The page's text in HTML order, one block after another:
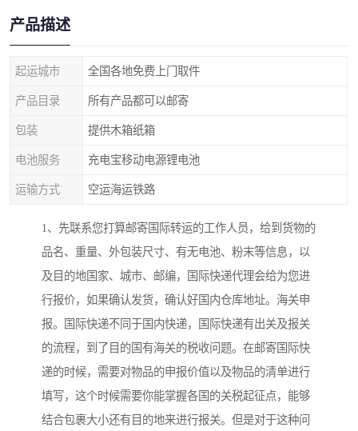
产品描述
起运城市 全国各地免费上门取件
产品目录 所有产品都可以邮寄
包装 提供木箱纸箱
电池服务 充电宝移动电源锂电池
运输方式 空运海运铁路
1、先联系您打算邮寄国际转运的工作人员，给到货物的
品名、重量、外包装尺寸、有无电池、粉末等信息，以
及目的地国家、城市、邮编，国际快递代理会给为您进
行报价，如果确认发货，确认好国内仓库地址。海关申
报。国际快递不同于国内快递，国际快递有出关及报关
的流程，到了目的国有海关的税收问题。在邮寄国际快
递的时候，需要对物品的申报价值以及物品的清单进行
填写，这个时候需要你能掌握各国的关税起征点，能够
结合包裹大小还有目的地来进行报关。但是对于这种问